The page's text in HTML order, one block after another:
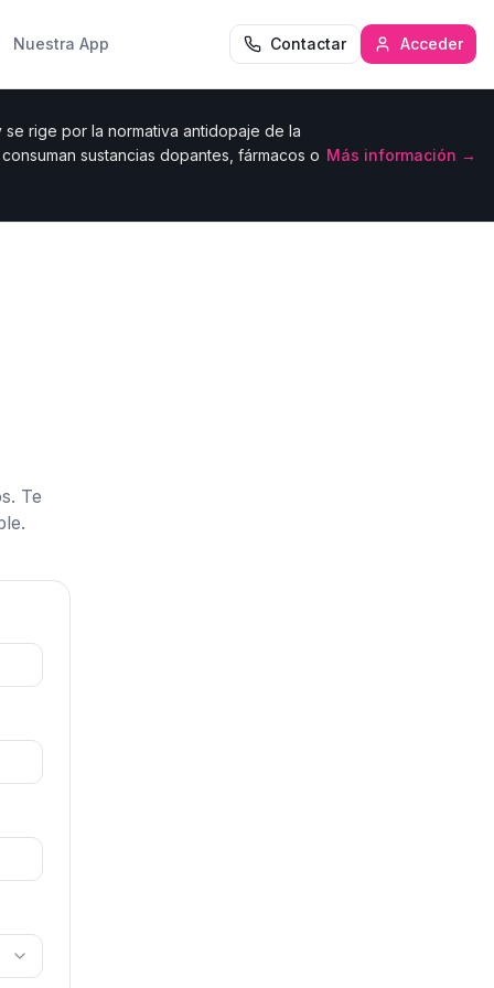
Nuestra App Contactar Acceder
se rige por la normativa antidopaje de la
sustancias dopantes, fármacos o Más información →
Te